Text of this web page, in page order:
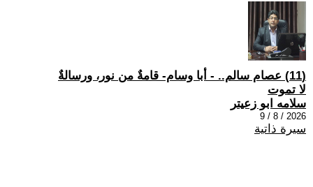
(11) عصام سالم.. - أبا وسام- قامةٌ من نور، ورسالةٌ
لا تموت
سلامه ابو زعيتر
2026 / 8 / 9
سيرة ذاتية